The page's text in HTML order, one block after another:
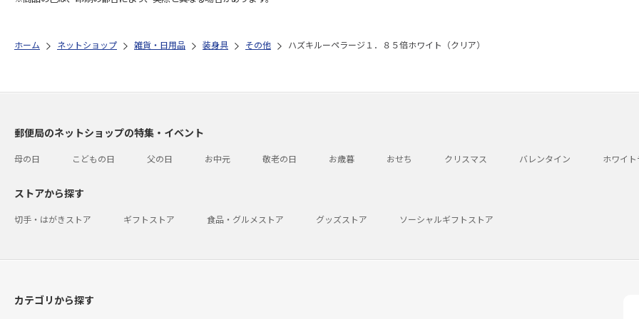
ホーム ネットショップ 雑貨・日用品 装身具 その他 ハズキルーペラージ１．８５倍ホワイト（クリア）
郵便局のネットショップの特集・イベント
母の日 こどもの日 父の日 お中元 敬老の日 お歳暮 おせち クリスマス バレンタイン ホワイ
ストアから探す
切手・はがきストア ギフトストア 食品・グルメストア グッズストア ソーシャルギフトストア
カテゴリから探す